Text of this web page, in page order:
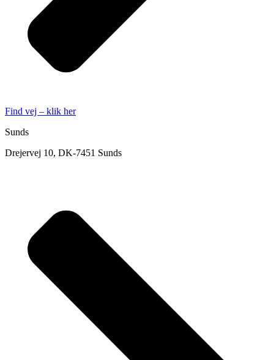
Find vej – klik her
Sunds
Drejervej 10, DK-7451 Sunds